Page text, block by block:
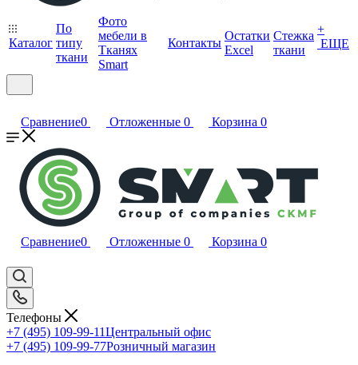
Каталог
По
типу
ткани
Фото
мебели в
Тканях
Smart
Контакты
Остатки
Excel
Стежка
ткани
+
ЕЩЕ
Сравнение0 Отложенные 0 Корзина 0
Сравнение0 Отложенные 0 Корзина 0
Телефоны
+7 (495) 109-99-11Центральный офис
+7 (495) 109-99-77Розничный магазин